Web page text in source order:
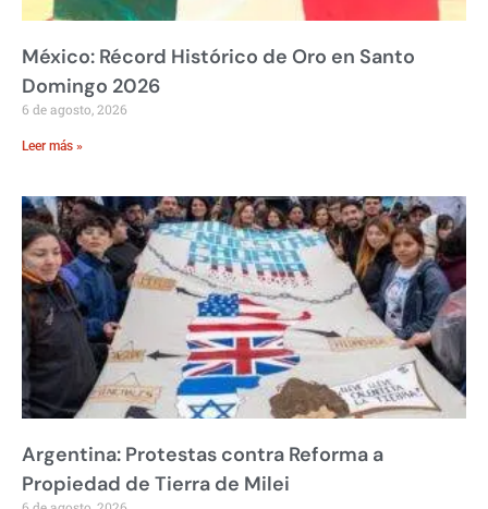
México: Récord Histórico de Oro en Santo
Domingo 2026
6 de agosto, 2026
Leer más »
Argentina: Protestas contra Reforma a
Propiedad de Tierra de Milei